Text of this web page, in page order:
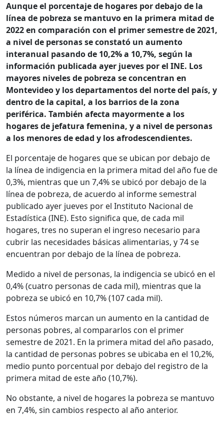
Aunque el porcentaje de hogares por debajo de la
línea de pobreza se mantuvo en la primera mitad de
2022 en comparación con el primer semestre de 2021,
a nivel de personas se constató un aumento
interanual pasando de 10,2% a 10,7%, según la
información publicada ayer jueves por el INE. Los
mayores niveles de pobreza se concentran en
Montevideo y los departamentos del norte del país, y
dentro de la capital, a los barrios de la zona
periférica. También afecta mayormente a los
hogares de jefatura femenina, y a nivel de personas
a los menores de edad y los afrodescendientes.
El porcentaje de hogares que se ubican por debajo de
la línea de indigencia en la primera mitad del año fue de
0,3%, mientras que un 7,4% se ubicó por debajo de la
línea de pobreza, de acuerdo al informe semestral
publicado ayer jueves por el Instituto Nacional de
Estadística (INE). Esto significa que, de cada mil
hogares, tres no superan el ingreso necesario para
cubrir las necesidades básicas alimentarias, y 74 se
encuentran por debajo de la línea de pobreza.
Medido a nivel de personas, la indigencia se ubicó en el
0,4% (cuatro personas de cada mil), mientras que la
pobreza se ubicó en 10,7% (107 cada mil).
Estos números marcan un aumento en la cantidad de
personas pobres, al compararlos con el primer
semestre de 2021. En la primera mitad del año pasado,
la cantidad de personas pobres se ubicaba en el 10,2%,
medio punto porcentual por debajo del registro de la
primera mitad de este año (10,7%).
No obstante, a nivel de hogares la pobreza se mantuvo
en 7,4%, sin cambios respecto al año anterior.